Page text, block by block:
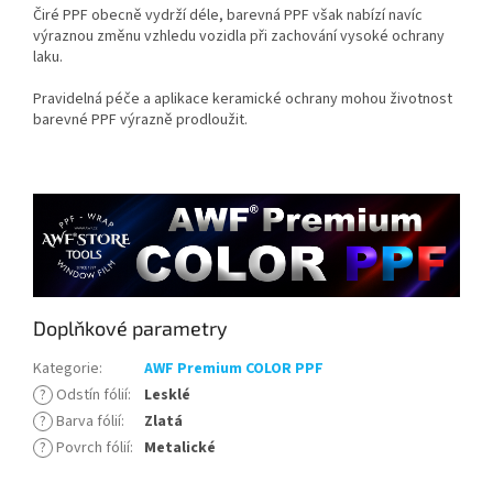
Čiré PPF obecně vydrží déle, barevná PPF však nabízí navíc
výraznou změnu vzhledu vozidla při zachování vysoké ochrany
laku.
Pravidelná péče a aplikace keramické ochrany mohou životnost
barevné PPF výrazně prodloužit.
Doplňkové parametry
Kategorie:
AWF Premium COLOR PPF
? Odstín fólií:
Lesklé
? Barva fólií:
Zlatá
? Povrch fólií: Metalické